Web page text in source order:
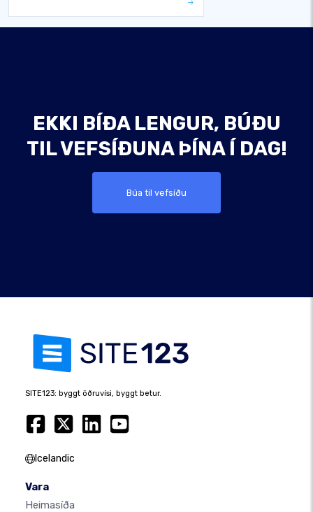
EKKI BÍÐA LENGUR, BÚÐU
TIL VEFSÍÐUNA ÞÍNA Í DAG!
Búa til vefsíðu
SITE123: byggt öðruvísi, byggt betur.
Icelandic
Vara
Heimasíða